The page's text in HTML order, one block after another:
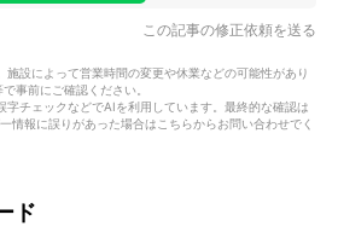
この記事の修正依頼を送る
設によって営業時間の変更や休業などの可能性があり
事前にご確認ください。
字チェックなどでAIを利用しています。最終的な確認は
情報に誤りがあった場合はこちらからお問い合わせでく
ド